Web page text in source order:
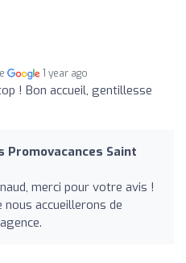
1 year ago
! Bon accueil, gentillesse
Promovacances Saint
merci pour votre avis !
nous accueillerons de